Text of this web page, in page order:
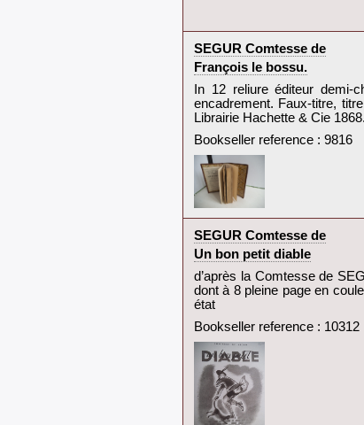
‎SEGUR Comtesse de‎
‎François le bossu.‎
‎In 12 reliure éditeur
encadrement. Faux-titre,
Librairie Hachette & Cie
Bookseller reference : 9816
‎SEGUR Comtesse de‎
‎Un bon petit diable‎
‎d’après la Comtesse de
dont à 8 pleine page en
état‎
Bookseller reference : 10312